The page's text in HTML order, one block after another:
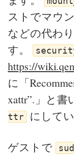
ストでマウ
などの代わ
す。
https://
に「
xattr”.」と
ttr にしてい
ゲストで